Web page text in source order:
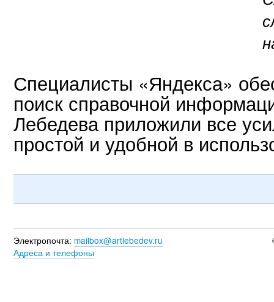
Специалисты «Яндекса»
поиск справочной
Лебедева приложили все
простой и удобной в
Электропочта: mailbox@artlebedev.ru
Адреса и телефоны